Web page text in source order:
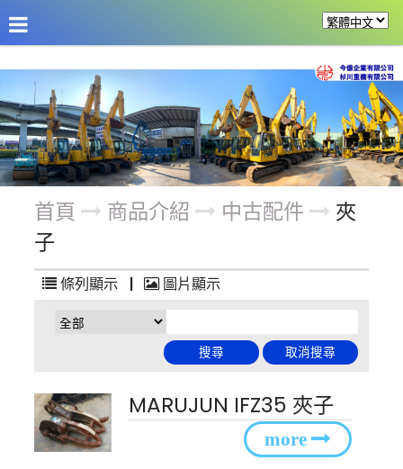
公司介紹 最新消息 改裝機具
首頁 商品介紹 中古配件
夾
子
條列顯示 | 圖片顯示
MARUJUN IFZ35 夾子